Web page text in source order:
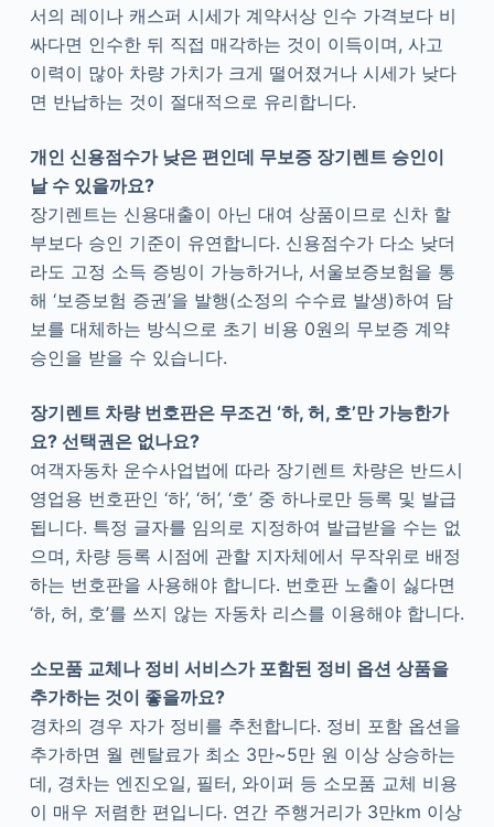
서의 레이나 캐스퍼 시세가 계약서상 인수 가격보다 비
싸다면 인수한 뒤 직접 매각하는 것이 이득이며, 사고
이력이 많아 차량 가치가 크게 떨어졌거나 시세가 낮다
면 반납하는 것이 절대적으로 유리합니다.
개인 신용점수가 낮은 편인데 무보증 장기렌트 승인이
날 수 있을까요?
장기렌트는 신용대출이 아닌 대여 상품이므로 신차 할
부보다 승인 기준이 유연합니다. 신용점수가 다소 낮더
라도 고정 소득 증빙이 가능하거나, 서울보증보험을 통
해 ‘보증보험 증권’을 발행(소정의 수수료 발생)하여 담
보를 대체하는 방식으로 초기 비용 0원의 무보증 계약
승인을 받을 수 있습니다.
장기렌트 차량 번호판은 무조건 ‘하, 허, 호’만 가능한가
요? 선택권은 없나요?
여객자동차 운수사업법에 따라 장기렌트 차량은 반드시
영업용 번호판인 ‘하’, ‘허’, ‘호’ 중 하나로만 등록 및 발급
됩니다. 특정 글자를 임의로 지정하여 발급받을 수는 없
으며, 차량 등록 시점에 관할 지자체에서 무작위로 배정
하는 번호판을 사용해야 합니다. 번호판 노출이 싫다면
‘하, 허, 호’를 쓰지 않는 자동차 리스를 이용해야 합니다.
소모품 교체나 정비 서비스가 포함된 정비 옵션 상품을
추가하는 것이 좋을까요?
경차의 경우 자가 정비를 추천합니다. 정비 포함 옵션을
추가하면 월 렌탈료가 최소 3만~5만 원 이상 상승하는
데, 경차는 엔진오일, 필터, 와이퍼 등 소모품 교체 비용
이 매우 저렴한 편입니다. 연간 주행거리가 3만km 이상